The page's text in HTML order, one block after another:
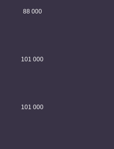
88 000
101 000
101 000